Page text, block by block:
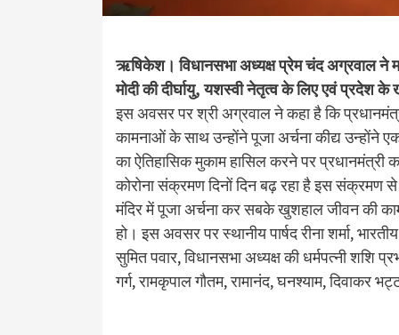
ऋषिकेश। विधानसभा अध्यक्ष प्रेम चंद अग्रवाल ने
मोदी की दीर्घायु, यशस्वी नेतृत्व के लिए एवं प्रदेश
इस अवसर पर श्री अग्रवाल ने कहा है कि
कामनाओं के साथ उन्होंने पूजा अर्चना कीद्य
का ऐतिहासिक मुकाम हासिल करने पर प्रधानमंत्री
कोरोना संक्रमण दिनों दिन बढ़ रहा है इस संक्रमण
मंदिर में पूजा अर्चना कर सबके खुशहाल जीवन की
हो। इस अवसर पर स्थानीय पार्षद रीना शर्मा,
सुमित पवार, विधानसभा अध्यक्ष की धर्मपत्नी शशि
गर्ग, रामकृपाल गौतम, रामानंद, घनश्याम,